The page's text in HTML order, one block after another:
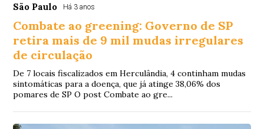
São Paulo Há 3 anos
Combate ao greening: Governo de SP
retira mais de 9 mil mudas irregulares
de circulação
De 7 locais fiscalizados em Herculândia, 4 continham mudas
sintomáticas para a doença, que já atinge 38,06% dos
pomares de SP O post Combate ao gre...